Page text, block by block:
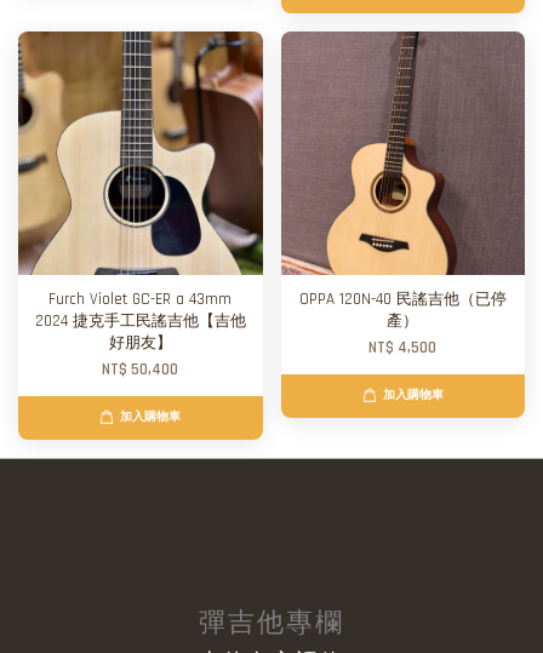
Furch Violet GC-ER a 43mm
2024 捷克手工民謠吉他【吉他
好朋友】
NT$ 50,400
加入購物車
OPPA 120N-40 民謠吉他（已停
產）
NT$ 4,500
加入購物車
彈吉他專欄